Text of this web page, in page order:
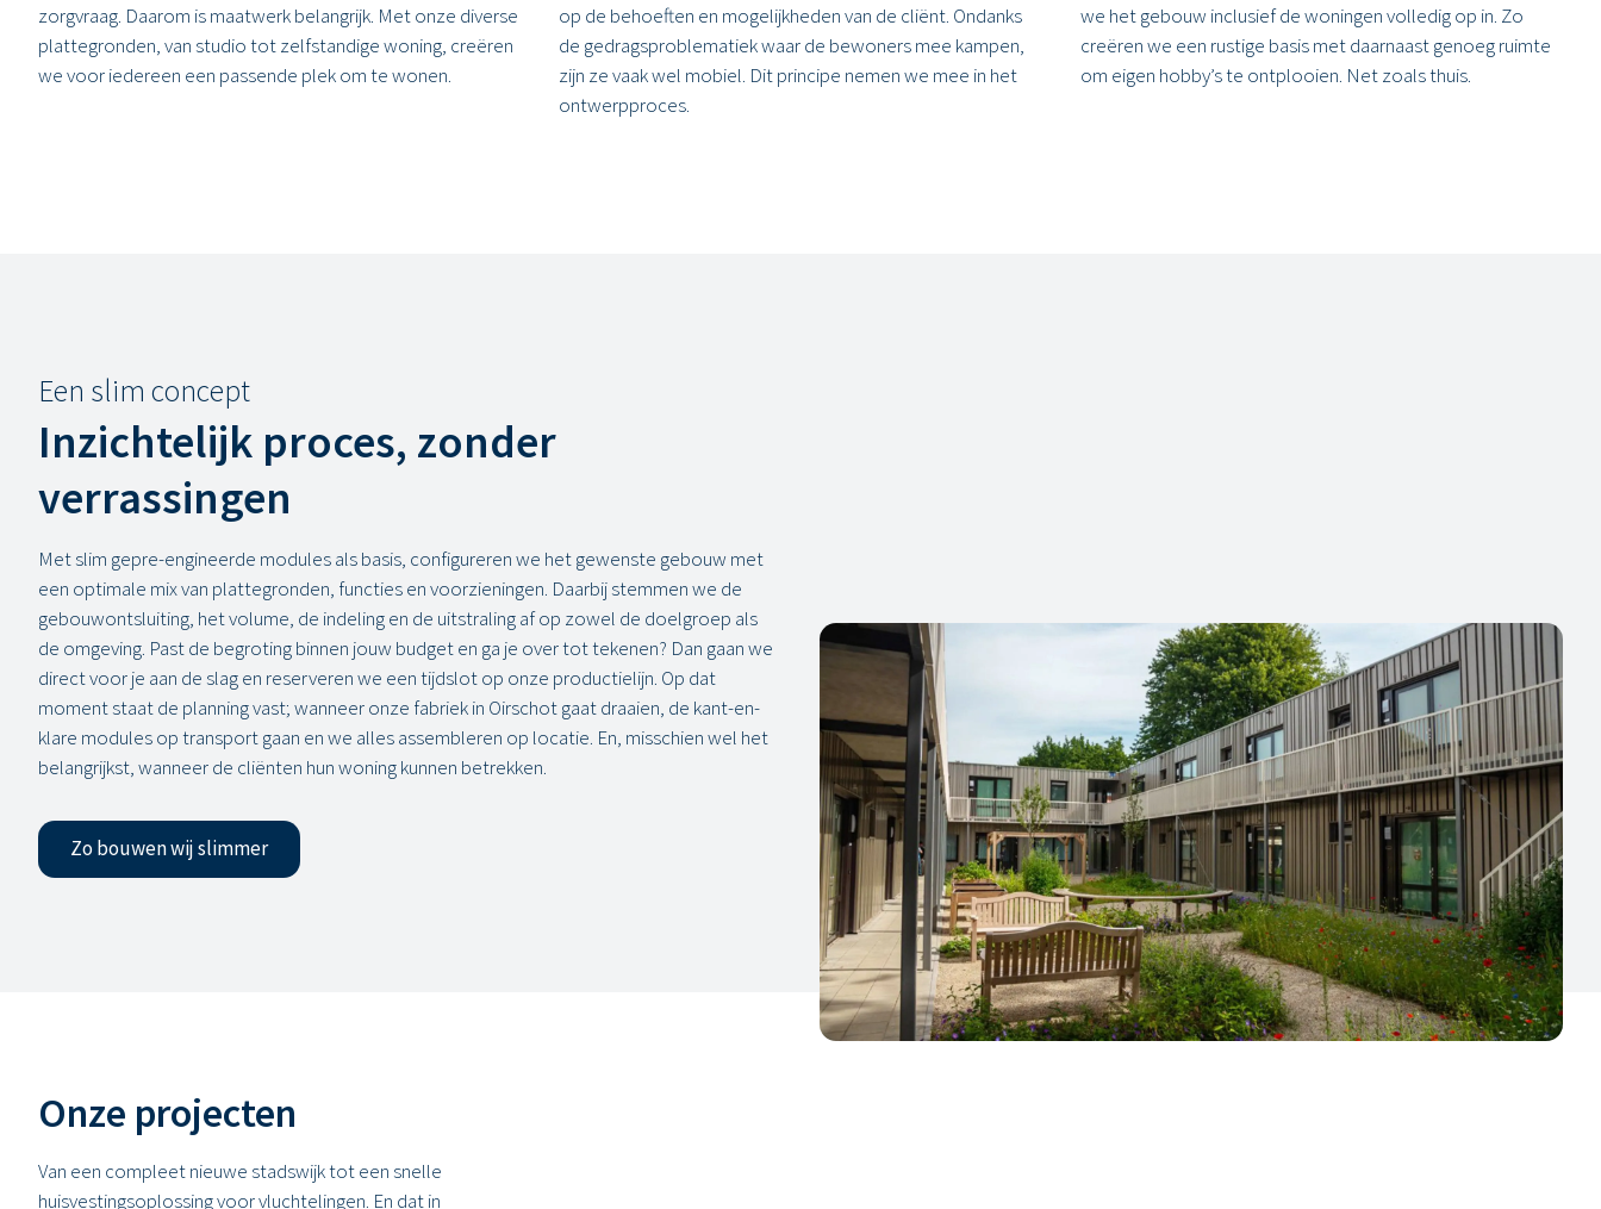
zorgvraag. Daarom is maatwerk belangrijk. Met onze diverse
plattegronden, van studio tot zelfstandige woning, creëren
we voor iedereen een passende plek om te wonen.
op de behoeften en mogelijkheden van de cliënt. Ondanks
de gedragsproblematiek waar de bewoners mee kampen,
zijn ze vaak wel mobiel. Dit principe nemen we mee in het
ontwerpproces.
we het gebouw inclusief de woningen volledig op in. Zo
creëren we een rustige basis met daarnaast genoeg ruimte
om eigen hobby’s te ontplooien. Net zoals thuis.
Een slim concept
Inzichtelijk proces, zonder
verrassingen
Met slim gepre-engineerde modules als basis, configureren we het gewenste gebouw met
een optimale mix van plattegronden, functies en voorzieningen. Daarbij stemmen we de
gebouwontsluiting, het volume, de indeling en de uitstraling af op zowel de doelgroep als
de omgeving. Past de begroting binnen jouw budget en ga je over tot tekenen? Dan gaan we
direct voor je aan de slag en reserveren we een tijdslot op onze productielijn. Op dat
moment staat de planning vast; wanneer onze fabriek in Oirschot gaat draaien, de kant-en-
klare modules op transport gaan en we alles assembleren op locatie. En, misschien wel het
belangrijkst, wanneer de cliënten hun woning kunnen betrekken.
Zo bouwen wij slimmer
Onze projecten
Van een compleet nieuwe stadswijk tot een snelle
huisvestingsoplossing voor vluchtelingen. En dat in